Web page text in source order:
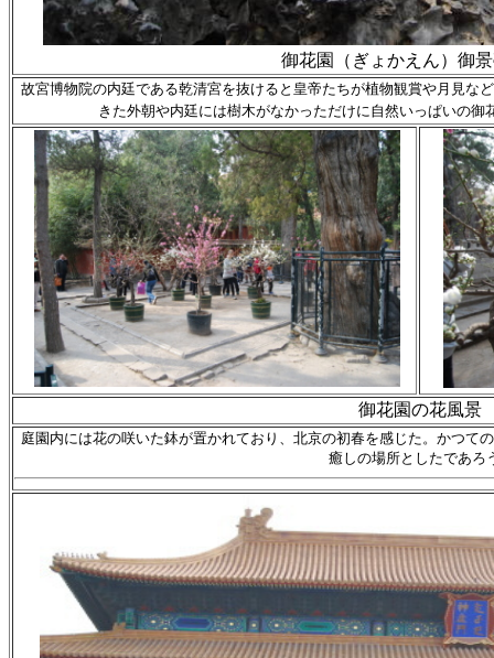
御花園（ぎょかえん）御
故宮博物院の内廷である乾清宮を抜けると皇帝たちが植物観賞や月見な
きた外朝や内廷には樹木がなかっただけに自然いっぱいの御
御花園の花風景
庭園内には花の咲いた鉢が置かれており、北京の初春を感じた。かつて
癒しの場所としたであろ